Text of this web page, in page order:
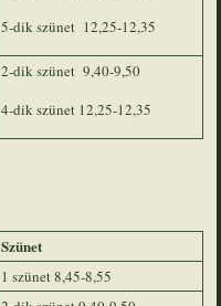
5-dik szünet 12,25-12,35
2-dik szünet 9,40-9,50
4-dik szünet 12,25-12,35
Szünet
1 szünet 8,45-8,55